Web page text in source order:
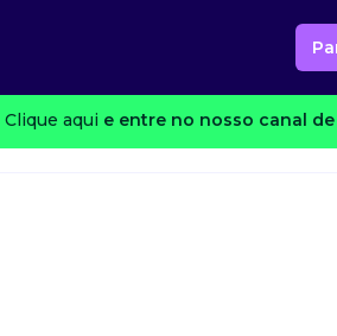
Clique aqui e entre no nosso canal